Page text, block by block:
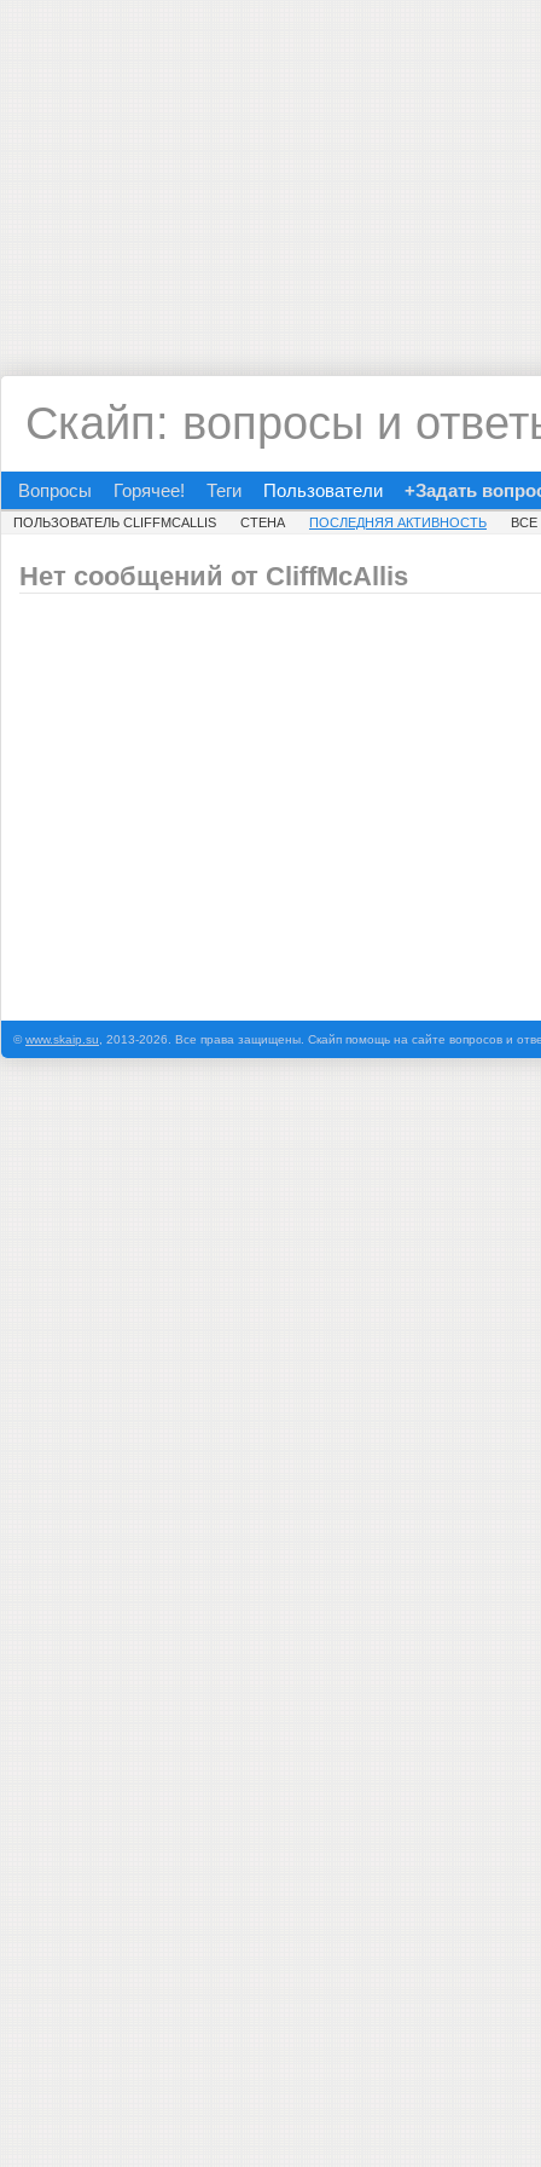
Скайп: вопросы и
Вопросы Горячее! Теги Пользователи +Задать
ПОЛЬЗОВАТЕЛЬ CLIFFMCALLIS СТЕНА ПОСЛЕДНЯЯ АКТИВНОСТЬ
Нет сообщений от CliffMcAllis
©www.skaip.su , 2013-2026. Все права защищены. Скайп помощь на сайте вопросов и